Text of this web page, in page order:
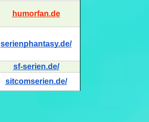
humorfan.de
serienphantasy.de/
sf-serien.de/
sitcomserien.de/